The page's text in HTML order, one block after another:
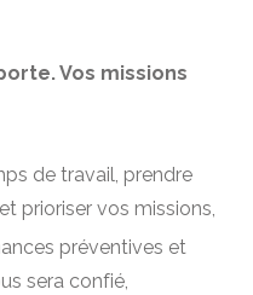
Vos missions
de travail, prendre
prioriser vos missions,
préventives et
sera confié,